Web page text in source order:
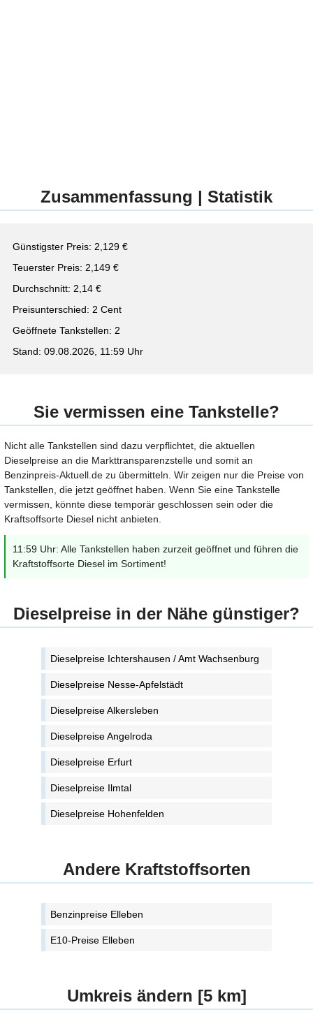
Zusammenfassung | Statistik
Günstigster Preis: 2,129 €
Teuerster Preis: 2,149 €
Durchschnitt: 2,14 €
Preisunterschied: 2 Cent
Geöffnete Tankstellen: 2
Stand: 09.08.2026, 11:59 Uhr
Sie vermissen eine Tankstelle?
Nicht alle Tankstellen sind dazu verpflichtet, die aktuellen
Dieselpreise an die Markttransparenzstelle und somit an
Benzinpreis-Aktuell.de zu übermitteln. Wir zeigen nur die Preise von
Tankstellen, die jetzt geöffnet haben. Wenn Sie eine Tankstelle
vermissen, könnte diese temporär geschlossen sein oder die
Kraftsoffsorte Diesel nicht anbieten.
11:59 Uhr: Alle Tankstellen haben zurzeit geöffnet und führen die
Kraftstoffsorte Diesel im Sortiment!
Dieselpreise in der Nähe günstiger?
Dieselpreise Ichtershausen / Amt Wachsenburg
Dieselpreise Nesse-Apfelstädt
Dieselpreise Alkersleben
Dieselpreise Angelroda
Dieselpreise Erfurt
Dieselpreise Ilmtal
Dieselpreise Hohenfelden
Andere Kraftstoffsorten
Benzinpreise Elleben
E10-Preise Elleben
Umkreis ändern [5 km]